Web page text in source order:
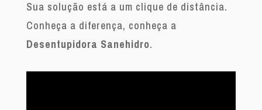
Sua solução está a um clique de distância.
Conheça a diferença, conheça a
Desentupidora Sanehidro.